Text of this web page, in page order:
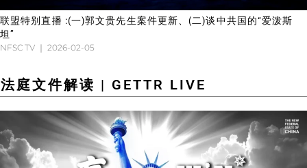
联盟特别直播 :(一)郭文贵先生案件更新、(二)谈中共国的“爱泼斯
坦”
NFSC TV 2026-02-05
法庭文件解读 | GETTR LIVE